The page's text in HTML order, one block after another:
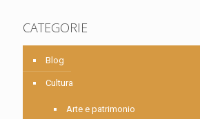
CATEGORIE
Blog
Cultura
Arte e patrimonio